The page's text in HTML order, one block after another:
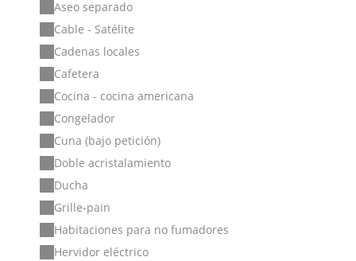
Aseo separado
Cable - Satélite
Cadenas locales
Cafetera
Cocina - cocina americana
Congelador
Cuna (bajo petición)
Doble acristalamiento
Ducha
Grille-pain
Habitaciones para no fumadores
Hervidor eléctrico